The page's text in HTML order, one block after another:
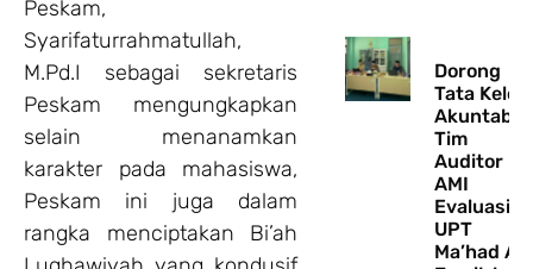
Peskam,
Syarifaturrahmatullah,
M.Pd.I sebagai sekretaris
Peskam mengungkapkan
selain menanamkan
karakter pada mahasiswa,
Peskam ini juga dalam
rangka menciptakan Bi’ah
Dorong
Tata Kelola
Akuntabel,
Tim
Auditor
AMI
Evaluasi
UPT
Ma’had Al-